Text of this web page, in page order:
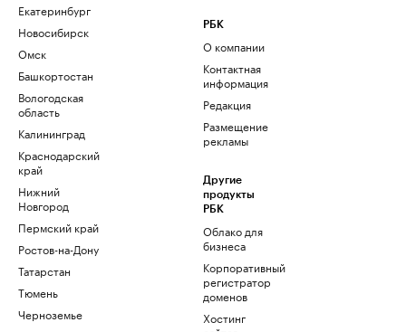
Екатеринбург
Новосибирск
Омск
Башкортостан
Вологодская
область
Калининград
Краснодарский
край
Нижний
Новгород
Пермский край
Ростов-на-Дону
Татарстан
Тюмень
Черноземье
РБК
О компании
Контактная
информация
Редакция
Размещение
рекламы
Другие
продукты
РБК
Облако для
бизнеса
Корпоративный
регистратор
доменов
Хостинг